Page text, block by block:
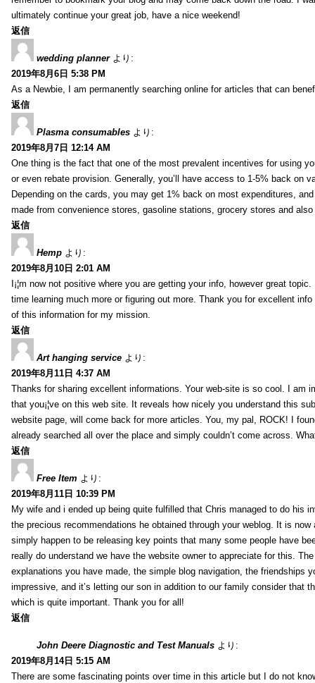
ultimately continue your great job, have a nice weekend!
返信
wedding planner より:
2019年8月6日 5:38 PM
As a Newbie, I am permanently searching online for articles that can
返信
Plasma consumables より:
2019年8月7日 12:14 AM
One thing is the fact that one of the most prevalent incentives for using
or even rebate provision. Generally, you’ll have access to 1-5% back on
Depending on the cards, you may get 1% back on most expenditures,
made from convenience stores, gasoline stations, grocery stores and also
返信
Hemp より:
2019年8月10日 2:01 AM
I¡¦m now not positive where you are getting your info, however great
time learning much more or figuring out more. Thank you for excellent
of this information for my mission.
返信
Art hanging service より:
2019年8月11日 4:37 AM
Thanks for sharing excellent informations. Your web-site is so cool. I am
that you¡¦ve on this web site. It reveals how nicely you understand this
website page, will come back for more articles. You, my pal, ROCK! I
already searched all over the place and simply couldn’t come across.
返信
Free Item より:
2019年8月11日 10:39 PM
My wife and i ended up being quite fulfilled that Chris managed to do his
the precious recommendations he obtained through your weblog. It is now
simply happen to be releasing key points that many some people have
really do understand we have the website owner to appreciate for this.
explanations you have made, the simple blog navigation, the friendships
impressive, and it’s letting our son in addition to our family consider that
which is quite important. Thank you for all!
返信
John Deere Diagnostic and Test Manuals より:
2019年8月14日 5:15 AM
There are some fascinating points over time in this article but I do not